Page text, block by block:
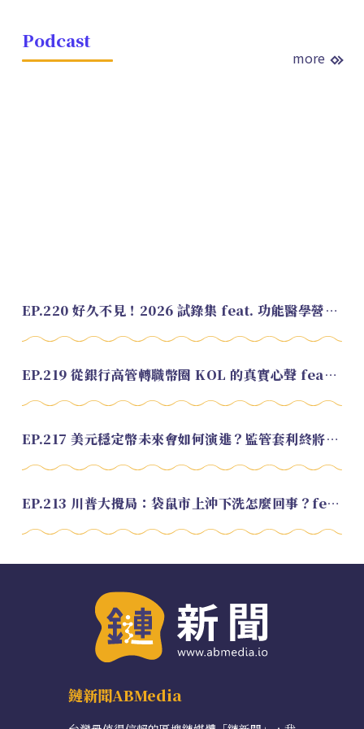
Podcast
more
EP.220 好久不見！2026 試錄集 feat. 功能醫學營養師 美寶
EP.219 從銀行高管轉職幣圈 KOL 的真實心聲 feat.龜大
EP.217 美元穩定幣未來會如何演進？監管套利終將收斂？feat. 研究員 余哲安
EP.213 川普大攪局：袋鼠市上沖下洗怎麼回事？feat. Alvin
鏈新聞ABMedia